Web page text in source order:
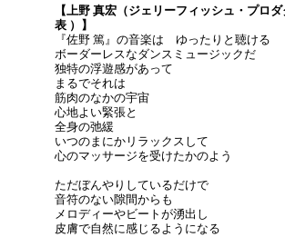
【上野 真宏（ジェリーフィッシュ・プロ
表 ）】
『佐野 篤』の音楽は ゆったりと聴ける
ボーダーレスなダンスミュージックだ
独特の浮遊感があって
まるでそれは
筋肉のなかの宇宙
心地よい緊張と
全身の弛緩
いつのまにかリラックスして
心のマッサージを受けたかのよう
ただぼんやりしているだけで
音符のない隙間からも
メロディーやビートが湧出し
皮膚で自然に感じるようになる